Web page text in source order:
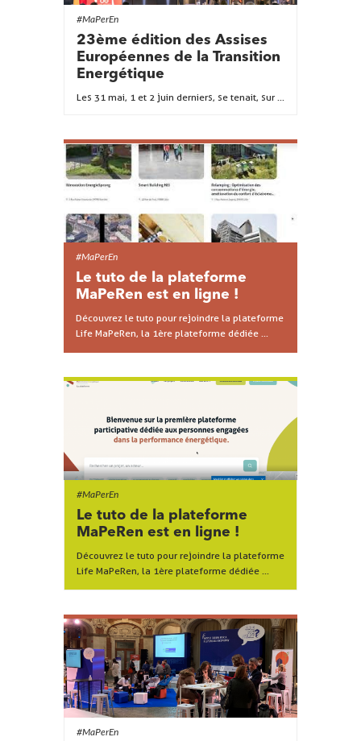
#MaPerEn
23ème édition des Assises
Européennes de la Transition
Energétique
Les 31 mai, 1 et 2 juin derniers, se tenait, sur ...
#MaPerEn
Le tuto de la plateforme
MaPeRen est en ligne !
Découvrez le tuto pour rejoindre la plateforme
Life MaPeRen, la 1ère plateforme dédiée ...
#MaPerEn
Le tuto de la plateforme
MaPeRen est en ligne !
Découvrez le tuto pour rejoindre la plateforme
Life MaPeRen, la 1ère plateforme dédiée ...
#MaPerEn